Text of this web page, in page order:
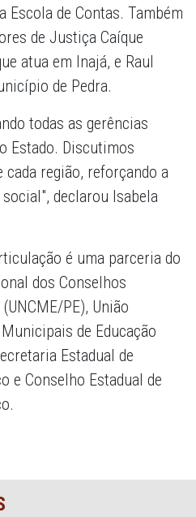
Escola de Contas. Também
de Justiça Caíque
atua em Inajá, e Raul
de Pedra.
todas as gerências
Estado. Discutimos
cada região, reforçando a
declarou Isabela
é uma parceria do
dos Conselhos
PE), União
de Educação
Estadual de
e Conselho Estadual de